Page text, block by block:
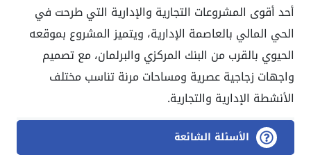
أحد أقوى المشروعات التجارية والإدارية التي طرحت في
الحي المالي بالعاصمة الإدارية، ويتميز المشروع بموقعه
الحيوي بالقرب من البنك المركزي والبرلمان، مع تصميم
واجهات زجاجية عصرية ومساحات مرنة تناسب مختلف
الأنشطة الإدارية والتجارية.
الأسئلة الشائعة